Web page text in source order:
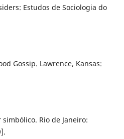
Estudos de Sociologia do
Gossip. Lawrence, Kansas:
simbólico. Rio de Janeiro: